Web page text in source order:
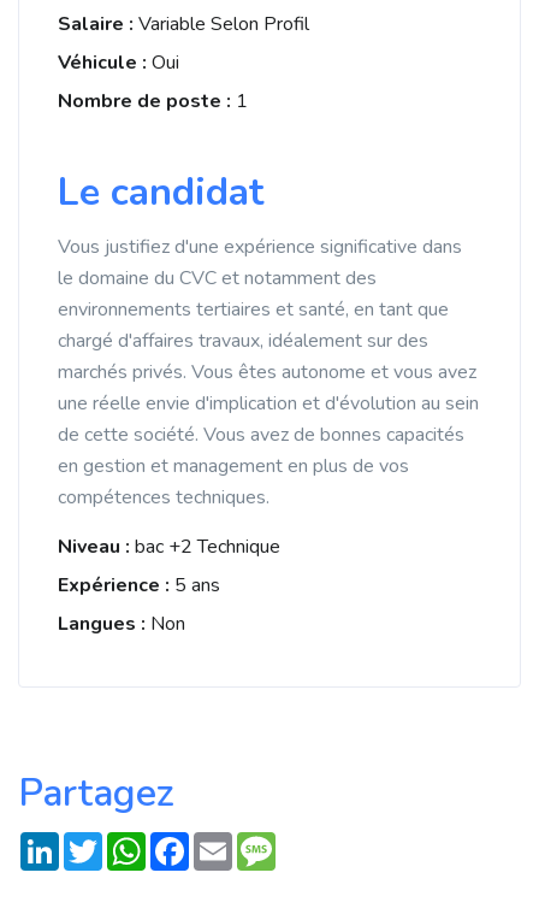
Salaire : Variable Selon Profil
Véhicule : Oui
Nombre de poste : 1
Le candidat
Vous justifiez d'une expérience significative dans
le domaine du CVC et notamment des
environnements tertiaires et santé, en tant que
chargé d'affaires travaux, idéalement sur des
marchés privés. Vous êtes autonome et vous avez
une réelle envie d'implication et d'évolution au sein
de cette société. Vous avez de bonnes capacités
en gestion et management en plus de vos
compétences techniques.
Niveau : bac +2 Technique
Expérience : 5 ans
Langues : Non
Partagez
LinkedInTwitterWhatsApp
Facebook
Email